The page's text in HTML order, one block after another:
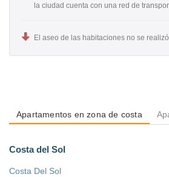
la ciudad cuenta con una red de
El aseo de las habitaciones no se
Apartamentos en zona de costa
Costa del Sol
Costa Del Sol